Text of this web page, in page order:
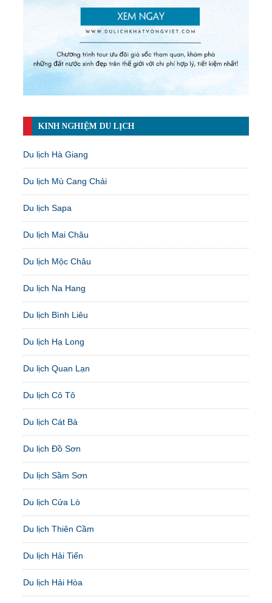
KINH NGHIỆM DU LỊCH
Du lịch Hà Giang
Du lịch Mù Cang Chải
Du lịch Sapa
Du lịch Mai Châu
Du lịch Mộc Châu
Du lịch Na Hang
Du lịch Bình Liêu
Du lịch Hạ Long
Du lịch Quan Lạn
Du lịch Cô Tô
Du lịch Cát Bà
Du lịch Đồ Sơn
Du lịch Sầm Sơn
Du lịch Cửa Lò
Du lịch Thiên Cầm
Du lịch Hải Tiến
Du lịch Hải Hòa